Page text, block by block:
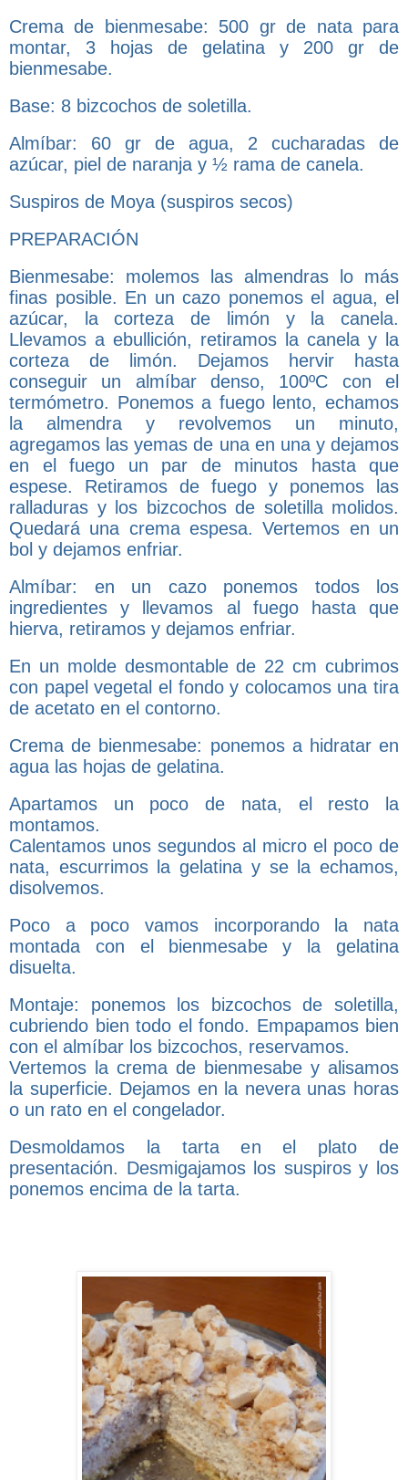
Crema de bienmesabe: 500 gr de nata para
montar, 3 hojas de gelatina y 200 gr de
bienmesabe.
Base: 8 bizcochos de soletilla.
Almíbar: 60 gr de agua, 2 cucharadas de
azúcar, piel de naranja y ½ rama de canela.
Suspiros de Moya (suspiros secos)
PREPARACIÓN
Bienmesabe: molemos las almendras lo más
finas posible. En un cazo ponemos el agua, el
azúcar, la corteza de limón y la canela.
Llevamos a ebullición, retiramos la canela y la
corteza de limón. Dejamos hervir hasta
conseguir un almíbar denso, 100ºC con el
termómetro. Ponemos a fuego lento, echamos
la almendra y revolvemos un minuto,
agregamos las yemas de una en una y dejamos
en el fuego un par de minutos hasta que
espese. Retiramos de fuego y ponemos las
ralladuras y los bizcochos de soletilla molidos.
Quedará una crema espesa. Vertemos en un
bol y dejamos enfriar.
Almíbar: en un cazo ponemos todos los
ingredientes y llevamos al fuego hasta que
hierva, retiramos y dejamos enfriar.
En un molde desmontable de 22 cm cubrimos
con papel vegetal el fondo y colocamos una tira
de acetato en el contorno.
Crema de bienmesabe: ponemos a hidratar en
agua las hojas de gelatina.
Apartamos un poco de nata, el resto la
montamos.
Calentamos unos segundos al micro el poco de
nata, escurrimos la gelatina y se la echamos,
disolvemos.
Poco a poco vamos incorporando la nata
montada con el bienmesabe y la gelatina
disuelta.
Montaje: ponemos los bizcochos de soletilla,
cubriendo bien todo el fondo. Empapamos bien
con el almíbar los bizcochos, reservamos.
Vertemos la crema de bienmesabe y alisamos
la superficie. Dejamos en la nevera unas horas
o un rato en el congelador.
Desmoldamos la tarta en el plato de
presentación. Desmigajamos los suspiros y los
ponemos encima de la tarta.